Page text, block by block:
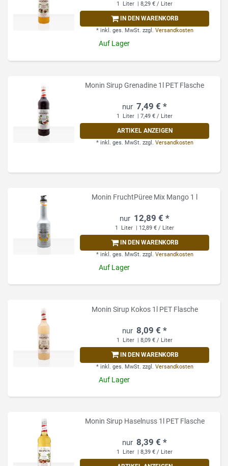
1 Liter | 8,29 € / Liter
IN DEN WARENKORB
* inkl. ges. MwSt. zzgl. Versandkosten
Auf Lager
Monin Sirup Grenadine 1l PET Flasche
7,49 € *
1 Liter | 7,49 € / Liter
ARTIKEL ANZEIGEN
* inkl. ges. MwSt. zzgl. Versandkosten
Monin FruchtPüree Mix Mango 1 l
12,89 € *
1 Liter | 12,89 € / Liter
IN DEN WARENKORB
* inkl. ges. MwSt. zzgl. Versandkosten
Auf Lager
Monin Sirup Kokos 1l PET Flasche
8,09 € *
1 Liter | 8,09 € / Liter
IN DEN WARENKORB
* inkl. ges. MwSt. zzgl. Versandkosten
Auf Lager
Monin Sirup Haselnuss 1l PET Flasche
8,39 € *
1 Liter | 8,39 € / Liter